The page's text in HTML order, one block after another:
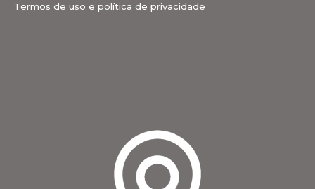
Termos de uso e política de privacidade